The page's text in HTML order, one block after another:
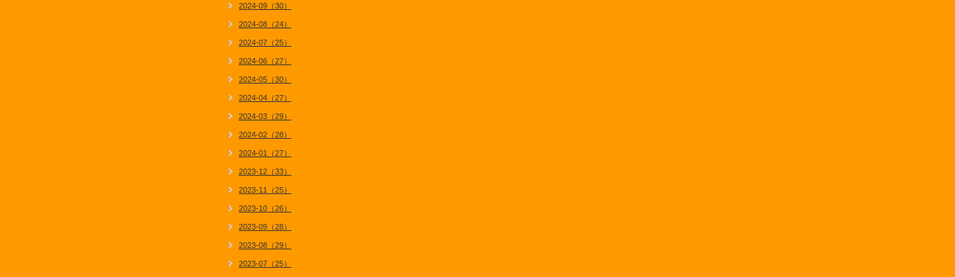
2024-09（30）
2024-08（24）
2024-07（25）
2024-06（27）
2024-05（30）
2024-04（27）
2024-03（29）
2024-02（28）
2024-01（27）
2023-12（33）
2023-11（25）
2023-10（26）
2023-09（28）
2023-08（29）
2023-07（25）